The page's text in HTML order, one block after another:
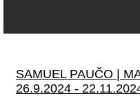
SAMUEL PAUČO |
26.9.2024 -